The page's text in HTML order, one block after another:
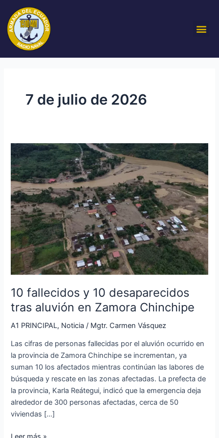
contenido
7 de julio de 2026
10 fallecidos y 10 desaparecidos
tras aluvión en Zamora Chinchipe
A1 PRINCIPAL, Noticia / Mgtr. Carmen Vásquez
Las cifras de personas fallecidas por el aluvión ocurrido en
la provincia de Zamora Chinchipe se incrementan, ya
suman 10 los afectados mientras continúan las labores de
búsqueda y rescate en las zonas afectadas. La prefecta de
la provincia, Karla Reátegui, indicó que la emergencia deja
alrededor de 300 personas afectadas, cerca de 50
viviendas […]
10
fallecidos
y
10
desaparecidos
tras
aluvión
en
Zamora
Chinchipe